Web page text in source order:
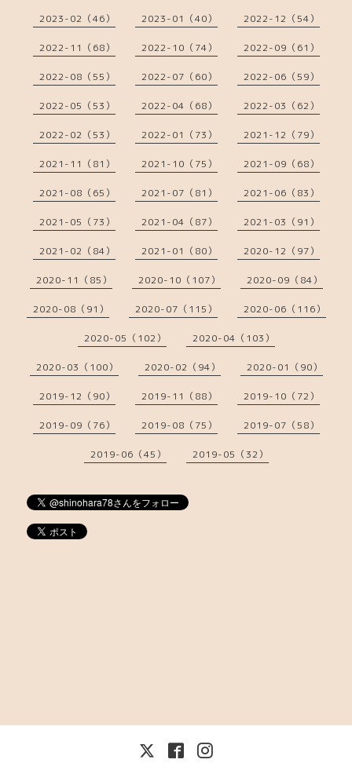
2023-02（46） 2023-01（40） 2022-12（54）
2022-11（68） 2022-10（74） 2022-09（61）
2022-08（55） 2022-07（60） 2022-06（59）
2022-05（53） 2022-04（68） 2022-03（62）
2022-02（53） 2022-01（73） 2021-12（79）
2021-11（81） 2021-10（75） 2021-09（68）
2021-08（65） 2021-07（81） 2021-06（83）
2021-05（73） 2021-04（87） 2021-03（91）
2021-02（84） 2021-01（80） 2020-12（97）
2020-11（85） 2020-10（107） 2020-09（84）
2020-08（91） 2020-07（115） 2020-06（116）
2020-05（102） 2020-04（103）
2020-03（100） 2020-02（94） 2020-01（90）
2019-12（90） 2019-11（88） 2019-10（72）
2019-09（76） 2019-08（75） 2019-07（58）
2019-06（45） 2019-05（32）